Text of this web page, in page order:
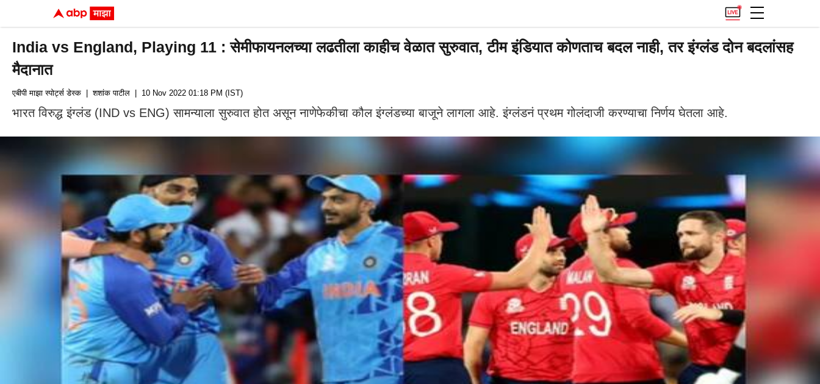
India vs England, Playing 11 : सेमीफायनलच्या लढतीला काहीच वेळात सुरुवात, टीम इंडियात कोणताच बदल नाही, तर इंग्लंड दोन बदलांसह
मैदानात
एबीपी माझा स्पोर्ट्स डेस्क | शशांक पाटील | 10 Nov 2022 01:18 PM (IST)
भारत विरुद्ध इंग्लंड (IND vs ENG) सामन्याला सुरुवात होत असून नाणेफेकीचा कौल इंग्लंडच्या बाजूने लागला आहे. इंग्लंडनं प्रथम गोलंदाजी करण्याचा निर्णय घेतला आहे.